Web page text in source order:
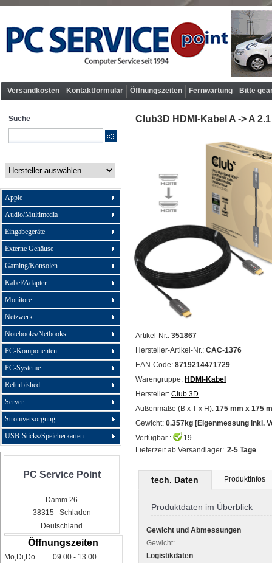
Versandkosten Kontaktformular Öffnungszeiten Fernwartung Bitte
Suche
Apple
Audio/Multimedia
Eingabegeräte
Externe Gehäuse
Gaming/Konsolen
Kabel/Adapter
Monitore
Netzwerk
Notebooks/Netbooks
PC-Komponenten
PC-Systeme
Refurbished
Server
Stromversorgung
USB-Sticks/Speicherkarten
PC Service Point
Damm 26
38315 Schladen
Deutschland
Öffnungszeiten
Mo,Di,Do
09.00 - 13.00
Club3D HDMI-Kabel A -> A
Artikel-Nr.: 351867
Hersteller-Artikel-Nr.: CAC-1376
EAN-Code: 8719214471729
Warengruppe: HDMI-Kabel
Hersteller: Club 3D
Außenmaße (B x T x H): 175 mm x 175
Gewicht: 0.357kg [Eigenmessung inkl.
Verfügbar :
19
Lieferzeit ab Versandlager: 2-5 Tage
tech. Daten Produktinfos
Produktdaten im Überblick
Gewicht und Abmessungen
Gewicht:
Logistikdaten